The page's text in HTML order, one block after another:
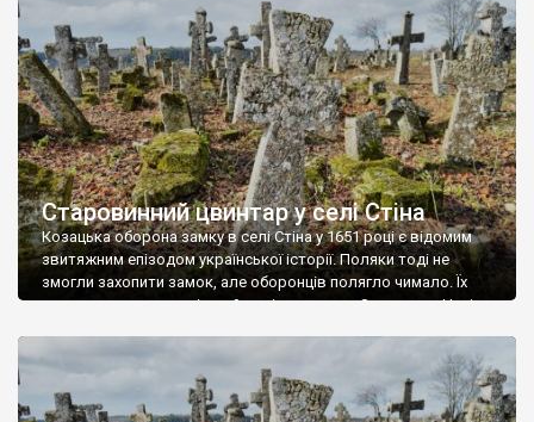
Старовинний цвинтар у селі Стіна
Козацька оборона замку в селі Стіна у 1651 році є відомим
звитяжним епізодом української історії. Поляки тоді не
змогли захопити замок, але оборонців полягло чимало. Їх
поховали на цвинтарі, який тоді називався Замковим. Нині на
ньому чимало хрестів 19 століття, є такі, де епітафії стер […]